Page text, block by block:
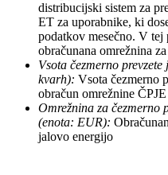
distribucijski sistem za
ET za uporabnike, ki
podatkov mesečno. V tej
obračunana omrežnina
Vsota čezmerno
kvarh): Vsota čezmerno
obračun omrežnine ČPJE
Omrežnina za čezmerno
(enota: EUR):
jalovo energijo